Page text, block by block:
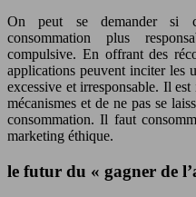
On peut se demander si
consommation plus
compulsive. En offrant des
applications peuvent inciter les
excessive et irresponsable. Il
mécanismes et de ne pas se
consommation. Il faut
marketing éthique.
le futur du « gagner de